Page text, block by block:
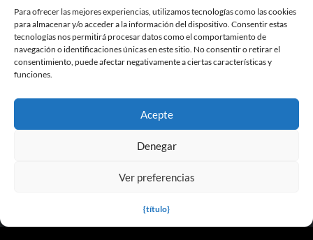
Para ofrecer las mejores experiencias, utilizamos tecnologías como las cookies
para almacenar y/o acceder a la información del dispositivo. Consentir estas
tecnologías nos permitirá procesar datos como el comportamiento de
navegación o identificaciones únicas en este sitio. No consentir o retirar el
consentimiento, puede afectar negativamente a ciertas características y
funciones.
Acepte
Denegar
Ver preferencias
{título}
Popular Free Games
LATEST UPDATES
Terms of Service
Settings